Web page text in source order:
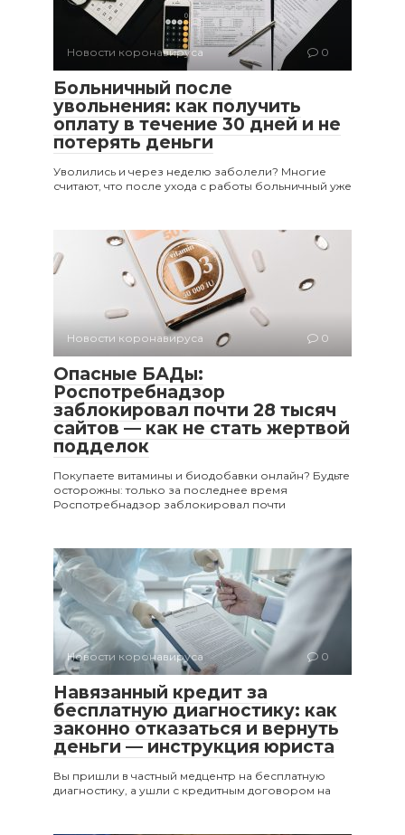
Новости коронавируса 0
Больничный после
увольнения: как получить
оплату в течение 30 дней и не
потерять деньги
Уволились и через неделю заболели? Многие
считают, что после ухода с работы больничный уже
Новости коронавируса 0
Опасные БАДы:
Роспотребнадзор
заблокировал почти 28 тысяч
сайтов — как не стать жертвой
подделок
Покупаете витамины и биодобавки онлайн? Будьте
осторожны: только за последнее время
Роспотребнадзор заблокировал почти
Новости коронавируса 0
Навязанный кредит за
бесплатную диагностику: как
законно отказаться и вернуть
деньги — инструкция юриста
Вы пришли в частный медцентр на бесплатную
диагностику, а ушли с кредитным договором на